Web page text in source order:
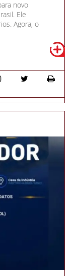
novo
Ele
Agora, o